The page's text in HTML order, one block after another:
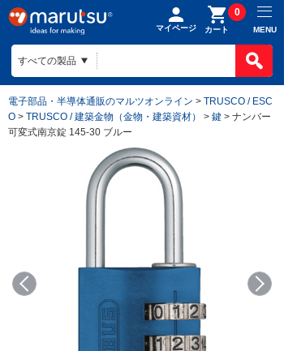
マイページ カート
0
MENU
電子部品・半導体通販のマルツオンライン > TRUSCO / ESC
O > TRUSCO / 建築金物（金物・建築資材） > 鍵 > ナンバー
可変式南京錠 145-30 ブルー